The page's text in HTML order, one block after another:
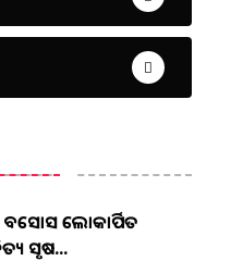
ଲୋକାର୍ପିତ
ସୃଷ...